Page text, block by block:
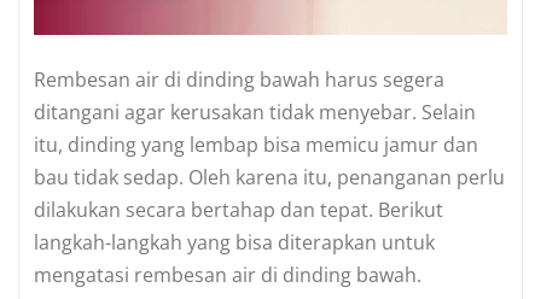
Rembesan air di dinding bawah harus segera
ditangani agar kerusakan tidak menyebar. Selain
itu, dinding yang lembap bisa memicu jamur dan
bau tidak sedap. Oleh karena itu, penanganan perlu
dilakukan secara bertahap dan tepat. Berikut
langkah-langkah yang bisa diterapkan untuk
mengatasi rembesan air di dinding bawah.